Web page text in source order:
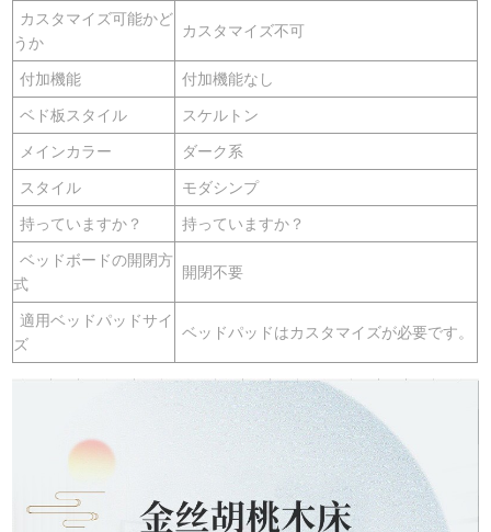
カスタマイズ可能かど
うか
カスタマイズ不可
付加機能 付加機能なし
ベド板スタイル スケルトン
メインカラー ダーク系
スタイル モダシンプ
持っていますか？ 持っていますか？
ベッドボードの開閉方
式
開閉不要
適用ベッドパッドサイ
ズ
ベッドパッドはカスタマイズが必要です。